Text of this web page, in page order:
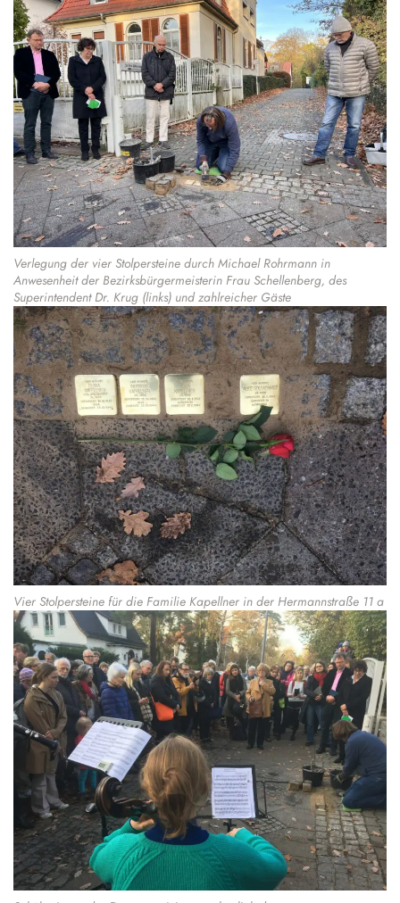
Verlegung der vier Stolpersteine durch Michael Rohrmann in
Anwesenheit der Bezirksbürgermeisterin Frau Schellenberg, des
Superintendent Dr. Krug (links) und zahlreicher Gäste
Vier Stolpersteine für die Familie Kapellner in der Hermannstraße 11 a